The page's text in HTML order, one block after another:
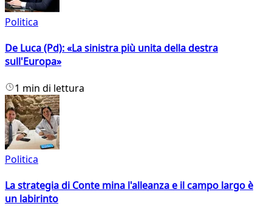
Politica
De Luca (Pd): «La sinistra più unita della destra
sull'Europa»
1 min di lettura
Politica
La strategia di Conte mina l'alleanza e il campo largo è
un labirinto